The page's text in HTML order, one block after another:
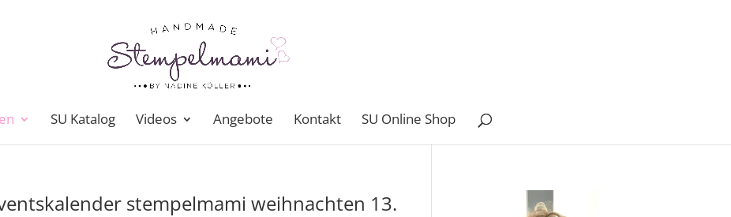
SU Katalog Videos Angebote Kontakt SU Online Shop
stempelmami weihnachten 13.